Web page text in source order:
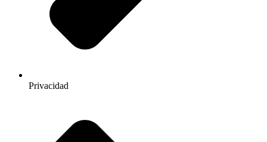
Privacidad